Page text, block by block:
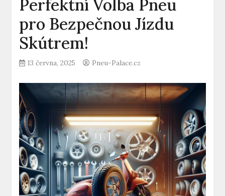
Perfektní Volba Pneu
pro Bezpečnou Jízdu
Skútrem!
13 června, 2025 Pneu-Palace.cz